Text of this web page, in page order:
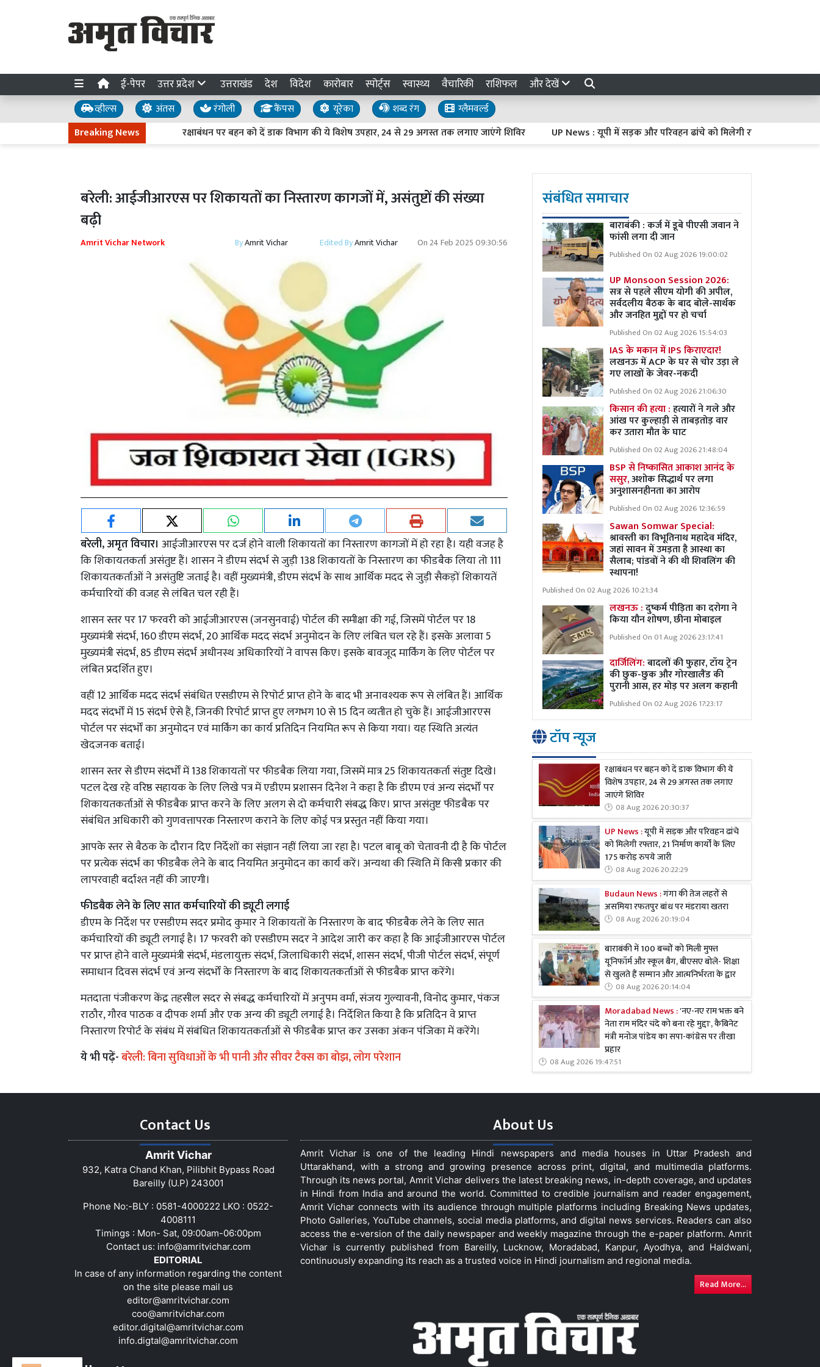
ई-पेपर उत्तर प्रदेश उत्तराखंड देश विदेश कारोबार स्पोर्ट्स स्वास्थ्य वैचारिकी राशिफल और देखें
व्हील्स अंतस रंगोली कैंपस यूरेका शब्द रंग
ग्लैमवर्ल्ड
Breaking News
रक्षाबंधन पर बहन को दें डाक विभाग की ये विशेष उपहार, 24 से 29 अगस्त तक लगाए जाएंगे शिविर UP News : यूपी में सड़क और परिवहन ढांचे को मिलेगी रफ्तार, 21 निर्माण कार्यों
बरेली: आईजीआरएस पर शिकायतों का निस्तारण कागजों में, असंतुष्टों की संख्या
बढ़ी
Amrit Vichar Network ByAmrit Vichar Edited ByAmrit Vichar On 24 Feb 2025 09:30:56
बरेली, अमृत विचार। आईजीआरएस पर दर्ज होने वाली शिकायतों का निस्तारण कागजों में हो रहा है। यही वजह है
कि शिकायतकर्ता असंतुष्ट हैं। शासन ने डीएम संदर्भ से जुड़ी 138 शिकायतों के निस्तारण का फीडबैक लिया तो 111
शिकायतकर्ताओं ने असंतुष्टि जताई है। वहीं मुख्यमंत्री, डीएम संदर्भ के साथ आर्थिक मदद से जुड़ी सैकड़ों शिकायतें
कर्मचारियों की वजह से लंबित चल रही हैं।
शासन स्तर पर 17 फरवरी को आईजीआरएस (जनसुनवाई) पोर्टल की समीक्षा की गई, जिसमें पोर्टल पर 18
मुख्यमंत्री संदर्भ, 160 डीएम संदर्भ, 20 आर्थिक मदद संदर्भ अनुमोदन के लिए लंबित चल रहे हैं। इसके अलावा 5
मुख्यमंत्री संदर्भ, 85 डीएम संदर्भ अधीनस्थ अधिकारियों ने वापस किए। इसके बावजूद मार्किंग के लिए पोर्टल पर
लंबित प्रदर्शित हुए।
वहीं 12 आर्थिक मदद संदर्भ संबंधित एसडीएम से रिपोर्ट प्राप्त होने के बाद भी अनावश्यक रूप से लंबित हैं। आर्थिक
मदद संदर्भों में 15 संदर्भ ऐसे हैं, जिनकी रिपोर्ट प्राप्त हुए लगभग 10 से 15 दिन व्यतीत हो चुके हैं। आईजीआरएस
पोर्टल पर संदर्भों का अनुमोदन एवं मार्किंग का कार्य प्रतिदिन नियमित रूप से किया गया। यह स्थिति अत्यंत
खेदजनक बताई।
शासन स्तर से डीएम संदर्भों में 138 शिकायतों पर फीडबैक लिया गया, जिसमें मात्र 25 शिकायतकर्ता संतुष्ट दिखे।
पटल देख रहे वरिष्ठ सहायक के लिए लिखे पत्र में एडीएम प्रशासन दिनेश ने कहा है कि डीएम एवं अन्य संदर्भों पर
शिकायतकर्ताओं से फीडबैक प्राप्त करने के लिए अलग से दो कर्मचारी संबद्ध किए। प्राप्त असंतुष्ट फीडबैक पर
संबंधित अधिकारी को गुणवत्तापरक निस्तारण कराने के लिए कोई पत्र प्रस्तुत नहीं किया गया।
आपके स्तर से बैठक के दौरान दिए निर्देशों का संज्ञान नहीं लिया जा रहा है। पटल बाबू को चेतावनी दी है कि पोर्टल
पर प्रत्येक संदर्भ का फीडबैक लेने के बाद नियमित अनुमोदन का कार्य करें। अन्यथा की स्थिति में किसी प्रकार की
लापरवाही बर्दाश्त नहीं की जाएगी।
फीडबैक लेने के लिए सात कर्मचारियों की ड्यूटी लगाई
डीएम के निर्देश पर एसडीएम सदर प्रमोद कुमार ने शिकायतों के निस्तारण के बाद फीडबैक लेने के लिए सात
कर्मचारियों की ड्यूटी लगाई है। 17 फरवरी को एसडीएम सदर ने आदेश जारी कर कहा है कि आईजीआरएस पोर्टल
पर प्राप्त होने वाले मुख्यमंत्री संदर्भ, मंडलायुक्त संदर्भ, जिलाधिकारी संदर्भ, शासन संदर्भ, पीजी पोर्टल संदर्भ, संपूर्ण
समाधान दिवस संदर्भ एवं अन्य संदर्भों के निस्तारण के बाद शिकायतकर्ताओं से फीडबैक प्राप्त करेंगे।
मतदाता पंजीकरण केंद्र तहसील सदर से संबद्ध कर्मचारियों में अनुपम वर्मा, संजय गुल्यावनी, विनोद कुमार, पंकज
राठौर, गौरव पाठक व दीपक शर्मा और एक अन्य की ड्यूटी लगाई है। निर्देशित किया है कि प्रतिदिन वे प्राप्त
निस्तारण रिपोर्ट के संबंध में संबंधित शिकायतकर्ताओं से फीडबैक प्राप्त कर उसका अंकन पंजिका में करेंगे।
ये भी पढ़ें-बरेली: बिना सुविधाओं के भी पानी और सीवर टैक्स का बोझ, लोग परेशान
संबंधित समाचार
बाराबंकी : कर्ज में डूबे पीएसी जवान ने
फांसी लगा दी जान
Published On 02 Aug 2026 19:00:02
UP Monsoon Session 2026:
सत्र से पहले सीएम योगी की अपील,
सर्वदलीय बैठक के बाद बोले-सार्थक
और जनहित मुद्दों पर हो चर्चा
Published On 02 Aug 2026 15:54:03
IAS के मकान में IPS किराएदार!
लखनऊ में ACP के घर से चोर उड़ा ले
गए लाखों के जेवर-नकदी
Published On 02 Aug 2026 21:06:30
किसान की हत्या :हत्यारों ने गले और
आंख पर कुल्हाड़ी से ताबड़तोड़ वार
कर उतारा मौत के घाट
Published On 02 Aug 2026 21:48:04
BSP से निष्कासित आकाश आनंद के
ससुर,अशोक सिद्धार्थ पर लगा
अनुशासनहीनता का आरोप
Published On 02 Aug 2026 12:36:59
Sawan Somwar Special:
श्रावस्ती का विभूतिनाथ महादेव मंदिर,
जहां सावन में उमड़ता है आस्था का
सैलाब; पांडवों ने की थी शिवलिंग की
स्थापना!
Published On 02 Aug 2026 10:21:34
लखनऊ :दुष्कर्म पीड़िता का दरोगा ने
किया यौन शोषण, छीना मोबाइल
Published On 01 Aug 2026 23:17:41
दार्जिलिंग:बादलों की फुहार, टॉय ट्रेन
की छुक-छुक और गोरखालैंड की
पुरानी आस, हर मोड़ पर अलग कहानी
Published On 02 Aug 2026 17:23:17
टॉप न्यूज
रक्षाबंधन पर बहन को दें डाक विभाग की ये
विशेष उपहार, 24 से 29 अगस्त तक लगाए
जाएंगे शिविर
08 Aug 2026 20:30:37
UP News :यूपी में सड़क और परिवहन ढांचे
को मिलेगी रफ्तार, 21 निर्माण कार्यों के लिए
175 करोड़ रुपये जारी
08 Aug 2026 20:22:29
Budaun News :गंगा की तेज लहरों से
असमिया रफतपुर बांध पर मंडराया खतरा
08 Aug 2026 20:19:04
बाराबंकी में 100 बच्चों को मिली मुफ्त
यूनिफॉर्म और स्कूल बैग, बीएसए बोले- शिक्षा
से खुलते हैं सम्मान और आत्मनिर्भरता के द्वार
08 Aug 2026 20:14:04
Moradabad News :'नए-नए राम भक्त बने
नेता राम मंदिर चंदे को बना रहे मुद्दा', कैबिनेट
मंत्री मनोज पांडेय का सपा-कांग्रेस पर तीखा
प्रहार
08 Aug 2026 19:47:51
Contact Us
Amrit Vichar
932, Katra Chand Khan, Pilibhit Bypass Road
Bareilly (U.P) 243001
Phone No:-BLY : 0581-4000222 LKO : 0522-
4008111
Timings : Mon- Sat, 09:00am-06:00pm
Contact us: info@amritvichar.com
EDITORIAL
In case of any information regarding the content
on the site please mail us
editor@amritvichar.com
coo@amritvichar.com
editor.digital@amritvichar.com
info.digtal@amritvichar.com
About Us
Amrit Vichar is one of the leading Hindi newspapers and media houses in Uttar Pradesh and
Uttarakhand, with a strong and growing presence across print, digital, and multimedia platforms.
Through its news portal, Amrit Vichar delivers the latest breaking news, in-depth coverage, and updates
in Hindi from India and around the world. Committed to credible journalism and reader engagement,
Amrit Vichar connects with its audience through multiple platforms including Breaking News updates,
Photo Galleries, YouTube channels, social media platforms, and digital news services. Readers can also
access the e-version of the daily newspaper and weekly magazine through the e-paper platform. Amrit
Vichar is currently published from Bareilly, Lucknow, Moradabad, Kanpur, Ayodhya, and Haldwani,
continuously expanding its reach as a trusted voice in Hindi journalism and regional media.
Read More...